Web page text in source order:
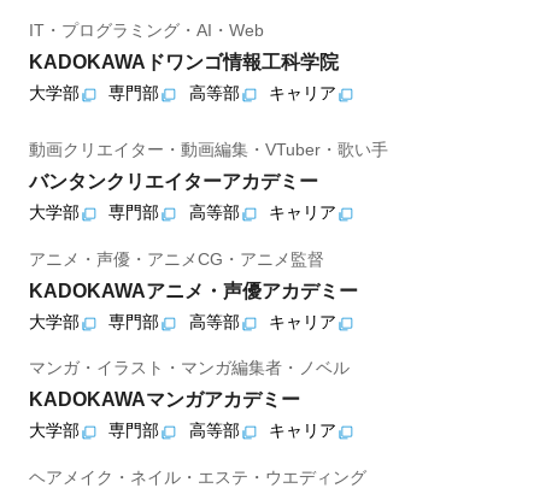
IT・プログラミング・AI・Web
KADOKAWAドワンゴ情報工科学院
大学部 専門部 高等部 キャリア
動画クリエイター・動画編集・VTuber・歌い手
バンタンクリエイターアカデミー
大学部 専門部 高等部 キャリア
アニメ・声優・アニメCG・アニメ監督
KADOKAWAアニメ・声優アカデミー
大学部 専門部 高等部 キャリア
マンガ・イラスト・マンガ編集者・ノベル
KADOKAWAマンガアカデミー
大学部 専門部 高等部 キャリア
ヘアメイク・ネイル・エステ・ウエディング